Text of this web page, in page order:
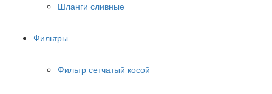
Шланги сливные
Фильтры
Фильтр сетчатый косой